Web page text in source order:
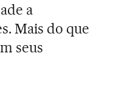
a
Mais do que
seus